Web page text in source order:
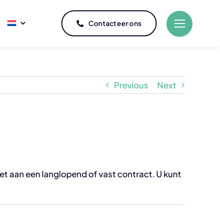
Contacteer ons
Previous Next
aan een langlopend of vast contract. U kunt